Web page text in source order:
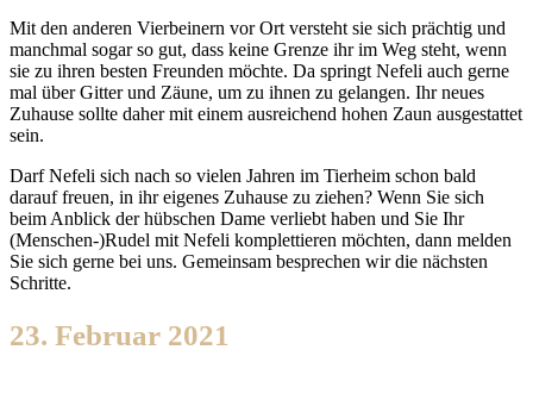
Mit den anderen Vierbeinern vor Ort versteht sie sich prächtig und
manchmal sogar so gut, dass keine Grenze ihr im Weg steht, wenn
sie zu ihren besten Freunden möchte. Da springt Nefeli auch gerne
mal über Gitter und Zäune, um zu ihnen zu gelangen. Ihr neues
Zuhause sollte daher mit einem ausreichend hohen Zaun ausgestattet
sein.
Darf Nefeli sich nach so vielen Jahren im Tierheim schon bald
darauf freuen, in ihr eigenes Zuhause zu ziehen? Wenn Sie sich
beim Anblick der hübschen Dame verliebt haben und Sie Ihr
(Menschen-)Rudel mit Nefeli komplettieren möchten, dann melden
Sie sich gerne bei uns. Gemeinsam besprechen wir die nächsten
Schritte.
23. Februar 2021